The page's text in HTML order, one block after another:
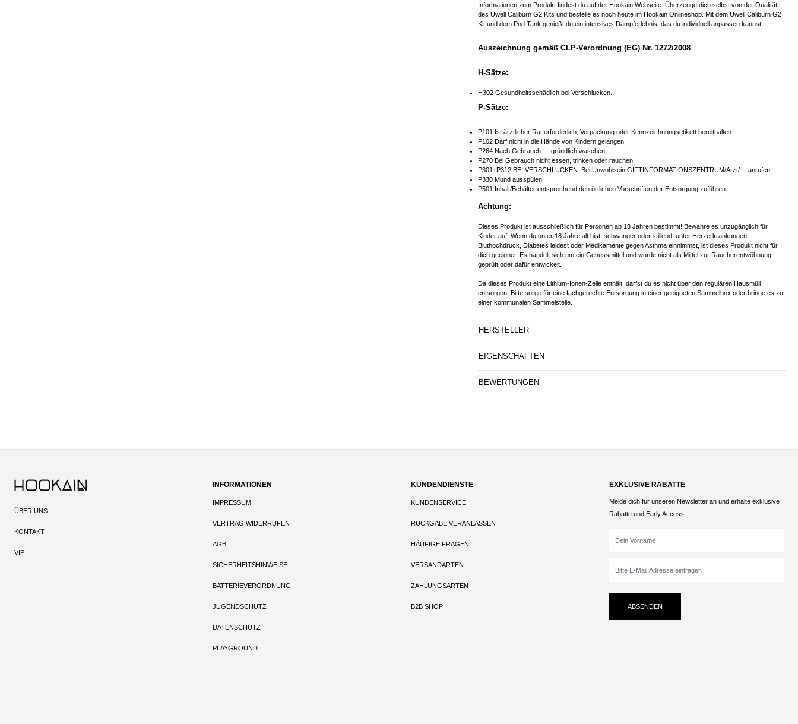
Informationen zum Produkt findest du auf der Hookain Webseite. Überzeuge dich selbst von der Qualität
des Uwell Caliburn G2 Kits und bestelle es noch heute im Hookain Onlineshop. Mit dem Uwell Caliburn G2
Kit und dem Pod Tank genießt du ein intensives Dampferlebnis, das du individuell anpassen kannst.
Auszeichnung gemäß CLP-Verordnung (EG) Nr. 1272/2008
H-Sätze:
H302 Gesundheitsschädlich bei Verschlucken.
P-Sätze:
P101 Ist ärztlicher Rat erforderlich, Verpackung oder Kennzeichnungsetikett bereithalten.
P102 Darf nicht in die Hände von Kindern gelangen.
P264 Nach Gebrauch … gründlich waschen.
P270 Bei Gebrauch nicht essen, trinken oder rauchen.
P301+P312 BEI VERSCHLUCKEN: Bei Unwohlsein GIFTINFORMATIONSZENTRUM/Arzt/… anrufen.
P330 Mund ausspülen.
P501 Inhalt/Behälter entsprechend den örtlichen Vorschriften der Entsorgung zuführen.
Achtung:
Dieses Produkt ist ausschließlich für Personen ab 18 Jahren bestimmt! Bewahre es unzugänglich für
Kinder auf. Wenn du unter 18 Jahre alt bist, schwanger oder stillend, unter Herzerkrankungen,
Bluthochdruck, Diabetes leidest oder Medikamente gegen Asthma einnimmst, ist dieses Produkt nicht für
dich geeignet. Es handelt sich um ein Genussmittel und wurde nicht als Mittel zur Raucherentwöhnung
geprüft oder dafür entwickelt.
Da dieses Produkt eine Lithium-Ionen-Zelle enthält, darfst du es nicht über den regulären Hausmüll
entsorgen! Bitte sorge für eine fachgerechte Entsorgung in einer geeigneten Sammelbox oder bringe es zu
einer kommunalen Sammelstelle.
HERSTELLER
EIGENSCHAFTEN
BEWERTUNGEN
ÜBER UNS
KONTAKT
VIP
INFORMATIONEN
IMPRESSUM
VERTRAG WIDERRUFEN
AGB
SICHERHEITSHINWEISE
BATTERIEVERORDNUNG
JUGENDSCHUTZ
DATENSCHUTZ
PLAYGROUND
KUNDENDIENSTE
KUNDENSERVICE
RÜCKGABE VERANLASSEN
HÄUFIGE FRAGEN
VERSANDARTEN
ZAHLUNGSARTEN
B2B SHOP
EXKLUSIVE RABATTE
Melde dich für unseren Newsletter an und erhalte exklusive
Rabatte und Early Access.
ABSENDEN